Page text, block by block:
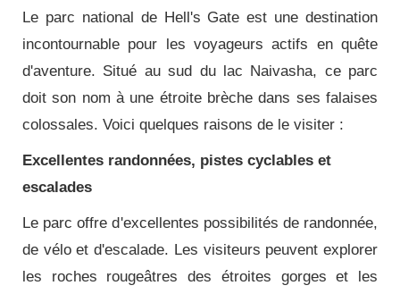
Le parc national de Hell's Gate est une destination
incontournable pour les voyageurs actifs en quête
d'aventure. Situé au sud du lac Naivasha, ce parc
doit son nom à une étroite brèche dans ses falaises
colossales. Voici quelques raisons de le visiter :
Excellentes randonnées, pistes cyclables et
escalades
Le parc offre d'excellentes possibilités de randonnée,
de vélo et d'escalade. Les visiteurs peuvent explorer
les roches rougeâtres des étroites gorges et les